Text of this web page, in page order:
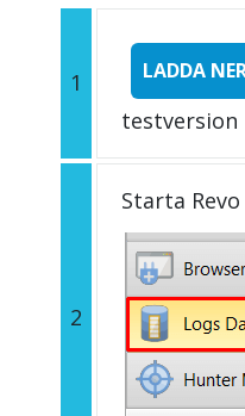
1 LADDA
testversion
2
Starta